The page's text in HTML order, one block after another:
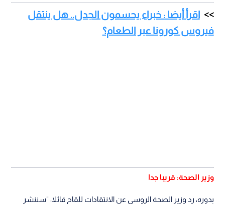
اقرأ أيضا : خبراء يحسمون الجدل.. هل ينتقل
فيروس كورونا عبر الطعام؟
وزير الصحة: قريبا جدا
بدوره، رد وزير الصحة الروسي عن الانتقادات للقاح قائلا: "سننشر